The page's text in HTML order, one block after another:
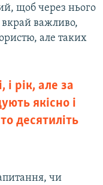
щоб через нього
важливо,
але таких
рік, але за
якісно і
десятиліть
чи